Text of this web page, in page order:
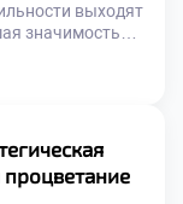
выходят
значимость
нормативных
благом.
в хорошем
[…]